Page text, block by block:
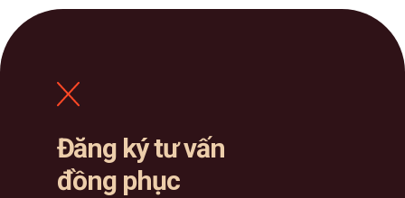
Đăng ký tư vấn
đồng phục